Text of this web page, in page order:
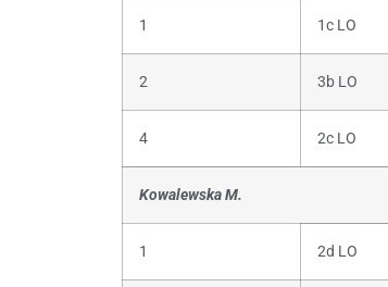
1 1c LO
2 3b LO
4 2c LO
Kowalewska M.
1 2d LO